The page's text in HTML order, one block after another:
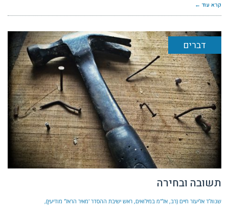
קרא עוד ←
דברים
תשובה ובחירה
שנוולד אליעזר חיים (רב, אל"מ במילואים, ראש ישיבת ההסדר 'מאיר הראל' מודיעין)